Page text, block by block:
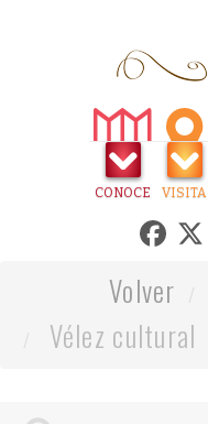
CONOCE VISITA
Volver
Vélez cultural